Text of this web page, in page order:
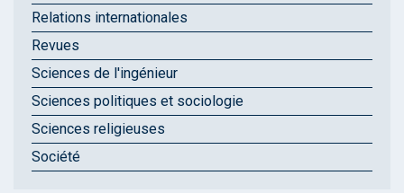
Relations internationales
Revues
Sciences de l'ingénieur
Sciences politiques et sociologie
Sciences religieuses
Société